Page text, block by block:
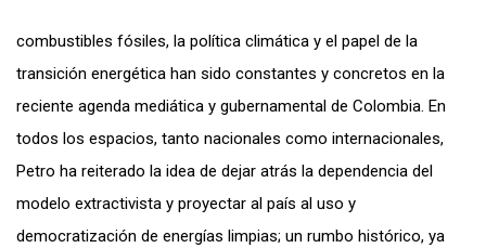
combustibles fósiles, la política climática y el papel de la
transición energética han sido constantes y concretos en la
reciente agenda mediática y gubernamental de Colombia. En
todos los espacios, tanto nacionales como internacionales,
Petro ha reiterado la idea de dejar atrás la dependencia del
modelo extractivista y proyectar al país al uso y
democratización de energías limpias; un rumbo histórico, ya